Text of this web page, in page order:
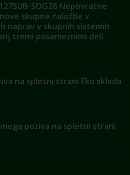
SOG26 Nepovratne
skupne naložbe v
naprav v skupnih sistemih
tremi posameznimi deli
na spletni strani Eko sklada
poziva na spletni strani